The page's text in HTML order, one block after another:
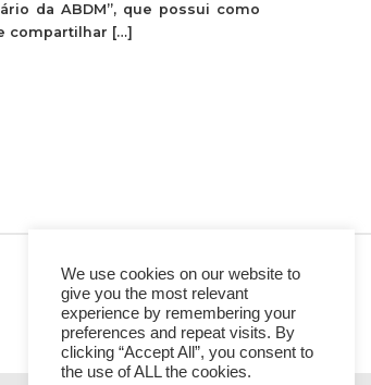
da ABDM”, que possui como
compartilhar […]
We use cookies on our website to
give you the most relevant
experience by remembering your
preferences and repeat visits. By
clicking “Accept All”, you consent to
the use of ALL the cookies.